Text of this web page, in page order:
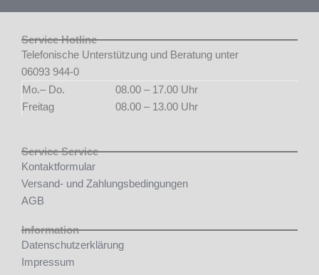
Service Hotline
Telefonische Unterstützung und Beratung unter
06093 944-0
Mo.– Do.
08.00 – 17.00 Uhr
Freitag
08.00 – 13.00 Uhr
Service Service
Kontaktformular
Versand- und Zahlungsbedingungen
AGB
Information
Datenschutzerklärung
Impressum